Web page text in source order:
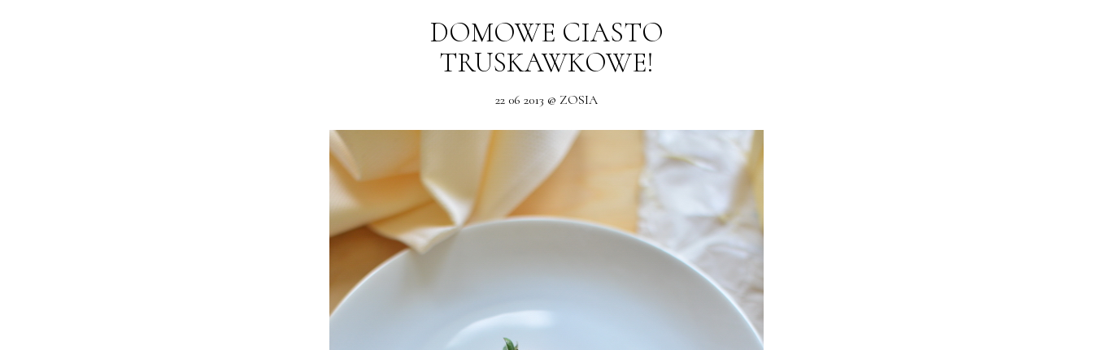
DOMOWE CIASTO
TRUSKAWKOWE!
22 06 2013 @ ZOSIA